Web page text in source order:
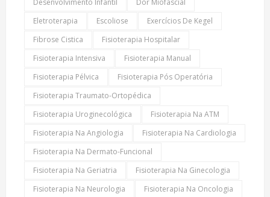
Eletroterapia
Escoliose
Exercícios De Kegel
Fibrose Cistica
Fisioterapia Hospitalar
Fisioterapia Intensiva
Fisioterapia Manual
Fisioterapia Pélvica
Fisioterapia Pós Operatória
Fisioterapia Traumato-Ortopédica
Fisioterapia Uroginecológica
Fisioterapia Na ATM
Fisioterapia Na Angiologia
Fisioterapia Na Cardiologia
Fisioterapia Na Dermato-Funcional
Fisioterapia Na Geriatria
Fisioterapia Na Ginecologia
Fisioterapia Na Neurologia
Fisioterapia Na Oncologia